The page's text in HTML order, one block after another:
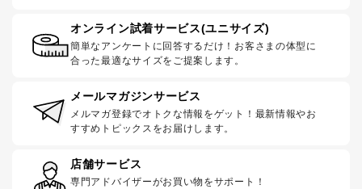
オンライン試着サービス(ユニサイズ)
簡単なアンケートに回答するだけ！お客さまの体型に
合った最適なサイズをご提案します。
メールマガジンサービス
メルマガ登録でオトクな情報をゲット！最新情報やお
すすめトピックスをお届けします。
店舗サービス
専門アドバイザーがお買い物をサポート！